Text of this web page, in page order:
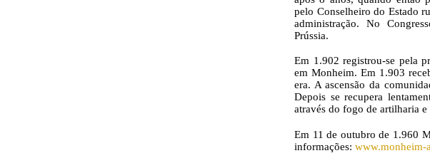
pelo Conselheiro do Estado
administração. No
Prússia.
Em 1.902 registrou-se pela
em Monheim. Em 1.903
era. A ascensão da
Depois se recupera
através do fogo de artilharia e
Em 11 de outubro de 1.960
informações: www.monheim-